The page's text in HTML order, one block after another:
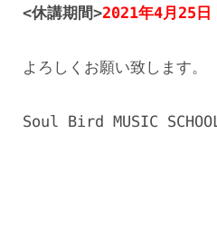
<休講期間>2021年4月25日
よろしくお願い致します。